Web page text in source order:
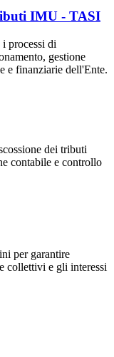
IMU - TASI
processi di
gestione
e finanziarie dell'Ente.
dei tributi
contabile e controllo
per garantire
collettivi e gli interessi